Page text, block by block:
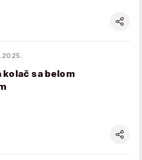
kolač sa belom